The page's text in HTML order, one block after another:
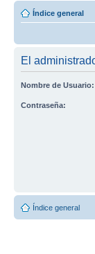
Índice general
El
Nombre de Usuario:
Contraseña:
Índice general